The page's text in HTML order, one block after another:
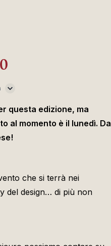
questa edizione, ma
al momento è il lunedì. Da
che si terrà nei
del design… di più non